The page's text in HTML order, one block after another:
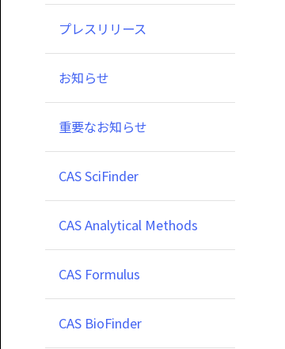
プレスリリース
お知らせ
重要なお知らせ
CAS SciFinder
CAS Analytical Methods
CAS Formulus
CAS BioFinder